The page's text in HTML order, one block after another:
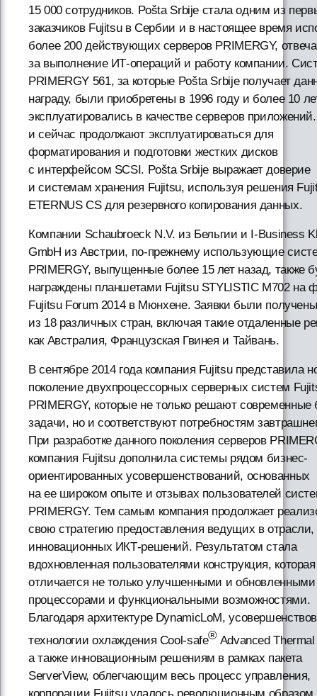
15 000 сотрудников. Pošta Srbije стала одним из
заказчиков Fujitsu в Сербии и в настоящее время
более 200 действующих серверов PRIMERGY,
за выполнение ИТ-операций и работу компании.
PRIMERGY 561, за которые Pošta Srbije получает
награду, были приобретены в 1996 году и более 10
эксплуатировались в качестве серверов
и сейчас продолжают эксплуатироваться для
форматирования и подготовки жестких дисков
с интерфейсом SCSI. Pošta Srbije выражает доверие
и системам хранения Fujitsu, используя решения
ETERNUS CS для резервного копирования данных.
Компании Schaubroeck N.V. из Бельгии и I-Business
GmbH из Австрии, по-прежнему использующие
PRIMERGY, выпущенные более 15 лет назад, также
награждены планшетами Fujitsu STYLISTIC M702 на
Fujitsu Forum 2014 в Мюнхене. Заявки были получены
из 18 различных стран, включая такие отдаленные
как Австралия, Французская Гвинея и Тайвань.
В сентябре 2014 года компания Fujitsu представила
поколение двухпроцессорных серверных систем
PRIMERGY, которые не только решают современные
задачи, но и соответствуют потребностям
При разработке данного поколения серверов
компания Fujitsu дополнила системы рядом бизнес-
ориентированных усовершенствований, основанных
на ее широком опыте и отзывах пользователей
PRIMERGY. Тем самым компания продолжает
свою стратегию предоставления ведущих в отрасли,
инновационных ИКТ-решений. Результатом стала
вдохновленная пользователями конструкция, которая
отличается не только улучшенными и обновленными
процессорами и функциональными возможностями.
Благодаря архитектуре DynamicLoM,
технологии охлаждения Cool-safe® Advanced
а также инновационным решениям в рамках пакета
ServerView, облегчающим весь процесс управления,
корпорации Fujitsu удалось революционным образом